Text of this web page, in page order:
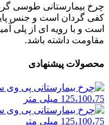
کفی گردان است و جنس
مقاومت داشته باشد.
محصولات پیشنهادی